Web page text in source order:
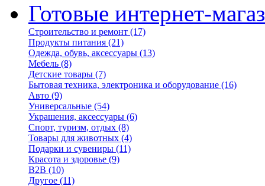
Готовые интернет-
Строительство и ремонт (17)
Продукты питания (21)
Одежда, обувь, аксессуары (13)
Мебель (8)
Детские товары (7)
Бытовая техника, электроника и оборудование (16)
Авто (9)
Универсальные (54)
Украшения, аксессуары (6)
Спорт, туризм, отдых (8)
Товары для животных (4)
Подарки и сувениры (11)
Красота и здоровье (9)
B2B (10)
Другое (11)